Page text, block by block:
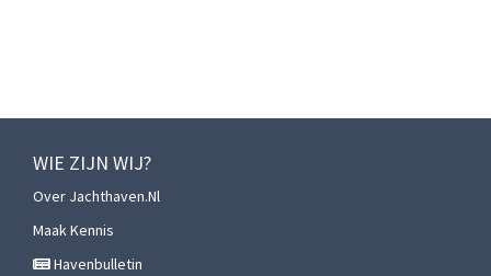
WIE ZIJN WIJ?
Over Jachthaven.nl
Maak Kennis
Havenbulletin